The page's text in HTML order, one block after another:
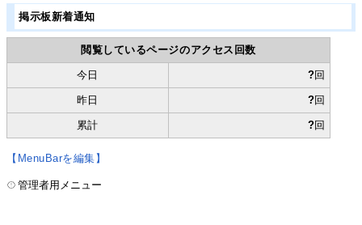
掲示板新着通知
閲覧しているページのアクセス回数
今日 ?回
昨日 ?回
累計 ?回
【MenuBarを編集】
管理者用メニュー